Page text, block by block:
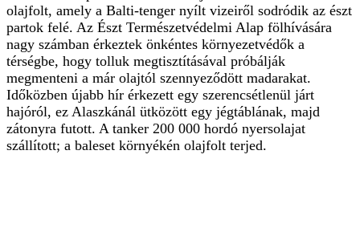
olajfolt, amely a Balti-tenger nyílt vizeiről sodródik az észt
partok felé. Az Észt Természetvédelmi Alap fölhívására
nagy számban érkeztek önkéntes környezetvédők a
térségbe, hogy tolluk megtisztításával próbálják
megmenteni a már olajtól szennyeződött madarakat.
Időközben újabb hír érkezett egy szerencsétlenül járt
hajóról, ez Alaszkánál ütközött egy jégtáblának, majd
zátonyra futott. A tanker 200 000 hordó nyersolajat
szállított; a baleset környékén olajfolt terjed.